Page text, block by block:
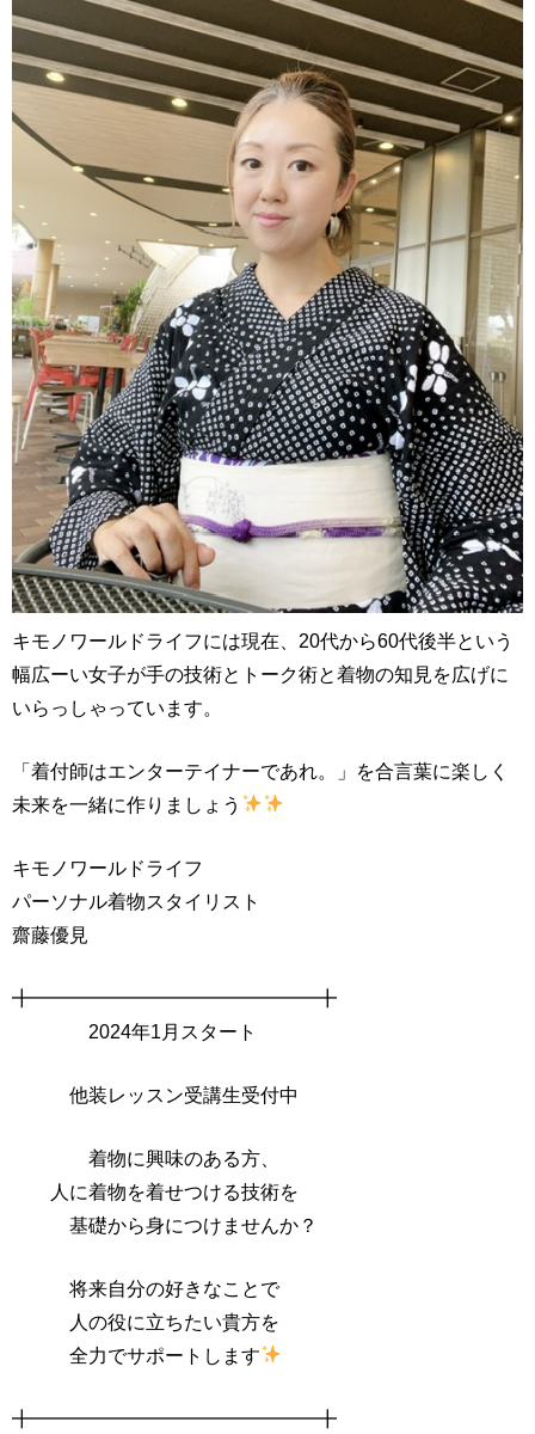
キモノワールドライフには現在、20代から60代後半という
幅広ーい女子が手の技術とトーク術と着物の知見を広げに
いらっしゃっています。
「着付師はエンターテイナーであれ。」を合言葉に楽しく
未来を一緒に作りましょう
キモノワールドライフ
パーソナル着物スタイリスト
齋藤優見
╋━━━━━━━━━━━━━━━╋
2024年1月スタート
他装レッスン受講生受付中
着物に興味のある方、
人に着物を着せつける技術を
基礎から身につけませんか？
将来自分の好きなことで
人の役に立ちたい貴方を
全力でサポートします
╋━━━━━━━━━━━━━━━╋